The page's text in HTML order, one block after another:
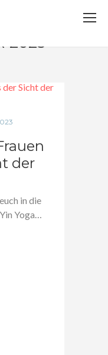
2023
der
in die
Yoga…